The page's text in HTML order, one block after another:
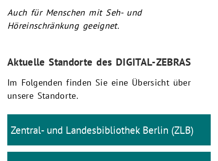
Auch für Menschen mit Seh- und
Höreinschränkung geeignet.
Aktuelle Standorte des DIGITAL-ZEBRAS
Im Folgenden finden Sie eine Übersicht über
unsere Standorte.
Zentral- und Landesbibliothek Berlin (ZLB)